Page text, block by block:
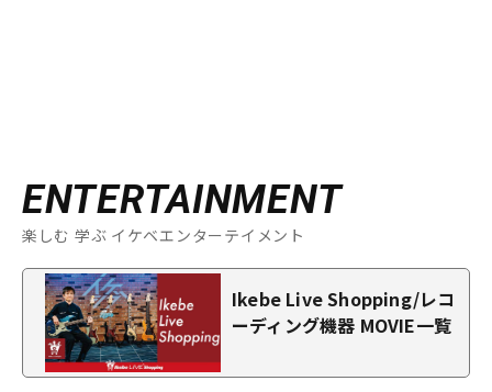
ENTERTAINMENT
楽しむ 学ぶ イケベエンターテイメント
Ikebe Live Shopping/レコ
ーディング機器 MOVIE一覧